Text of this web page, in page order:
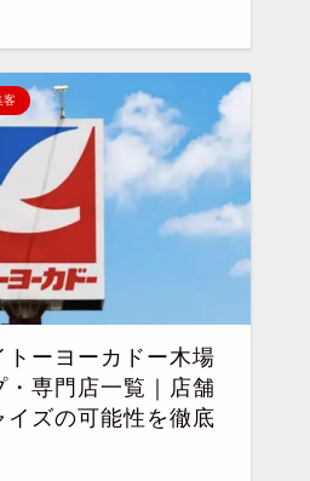
客
トーヨーカドー木場
・専門店一覧｜店舗
ズの可能性を徹底